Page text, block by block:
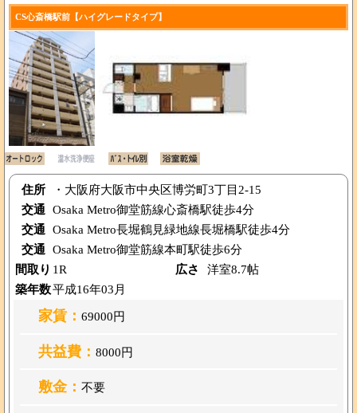
CS心斎橋駅前【ハイグレードタイプ】
住所
・大阪府大阪市中央区博労町3丁目2-15
交通 Osaka Metro御堂筋線心斎橋駅徒歩4分
交通 Osaka Metro長堀鶴見緑地線長堀橋駅徒歩4分
交通 Osaka Metro御堂筋線本町駅徒歩6分
間取り 1R 広さ
洋室8.7帖
築年数平成16年03月
家賃： 69000円
共益費： 8000円
敷金： 不要